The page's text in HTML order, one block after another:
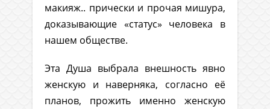
макияж.. прически и прочая мишура,
доказывающие «статус» человека в
нашем обществе.
Эта Душа выбрала внешность явно
женскую и наверняка, согласно её
планов, прожить именно женскую